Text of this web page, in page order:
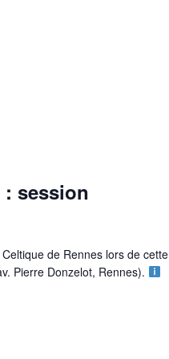
: session
de Rennes lors de cette
Pierre Donzelot, Rennes).